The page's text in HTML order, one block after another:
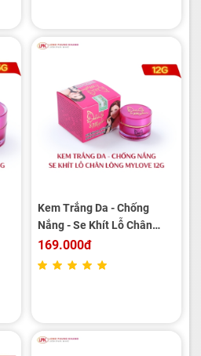
Kem Trắng Da - Chống
Nắng - Se Khít Lỗ Chân
Lông MYLOVE 12g
169.000đ